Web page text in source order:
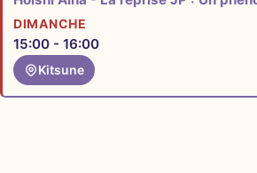
DIMANCHE
15:00 - 16:00
Kitsune